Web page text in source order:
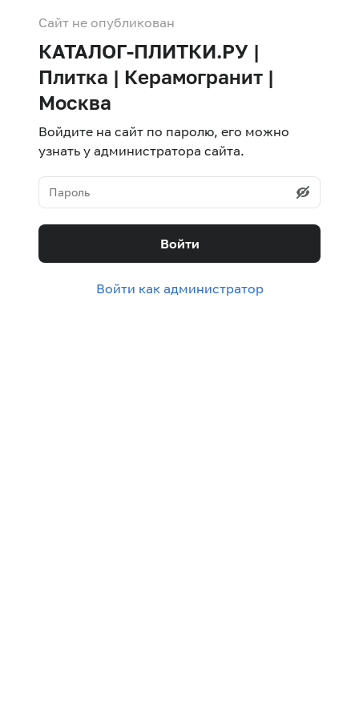
Сайт не опубликован
КАТАЛОГ-ПЛИТКИ.РУ |
Плитка | Керамогранит |
Москва
Войдите на сайт по паролю, его можно
узнать у администратора сайта.
Войти
Войти как администратор